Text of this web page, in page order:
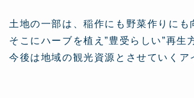
土地の一部は、稲作にも野菜作りにも
そこにハーブを植え”豊受らしい”再生
今後は地域の観光資源とさせていくア